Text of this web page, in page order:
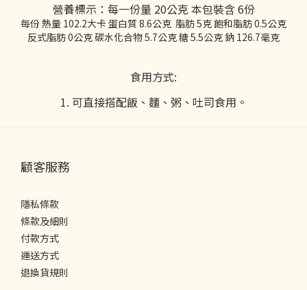
營養標示：每一份量 20公克 本包裝含 6份
每份 熱量 102.2大卡 蛋白質 8.6公克 脂肪 5克 飽和脂肪 0.5公克
反式脂肪 0公克 碳水化合物 5.7公克 糖 5.5公克 鈉 126.7毫克
食用方式:
1. 可直接搭配飯、麵、粥、吐司食用。
顧客服務
隱私條款
條款及細則
付款方式
運送方式
退換貨規則